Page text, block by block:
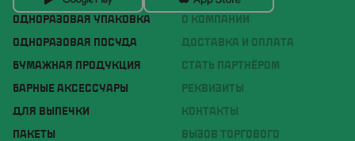
ОДНОРАЗОВАЯ УПАКОВКА
ОДНОРАЗОВАЯ ПОСУДА
БУМАЖНАЯ ПРОДУКЦИЯ
БАРНЫЕ АКСЕССУАРЫ
ДЛЯ ВЫПЕЧКИ
ПАКЕТЫ
О КОМПАНИИ
ДОСТАВКА И ОПЛАТА
СТАТЬ ПАРТНЁРОМ
РЕКВИЗИТЫ
КОНТАКТЫ
ВЫЗОВ ТОРГОВОГО